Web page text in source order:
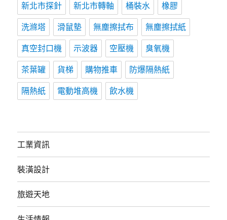
新北市探針 新北市轉軸 桶裝水 橡膠
洗滌塔 滑鼠墊 無塵擦拭布 無塵擦拭紙
真空封口機 示波器 空壓機 臭氧機
茶葉罐 貨梯 購物推車 防爆隔熱紙
隔熱紙 電動堆高機 飲水機
工業資訊
裝潢設計
旅遊天地